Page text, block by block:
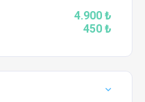
4.900 ₺
450 ₺